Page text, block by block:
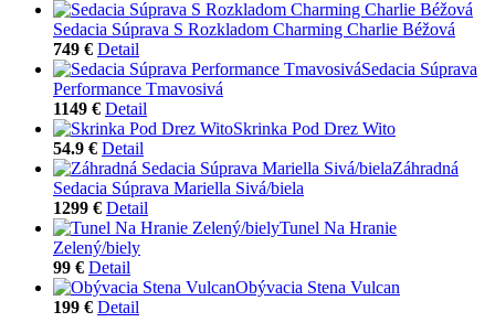
Sedacia Súprava S Rozkladom Charming Charlie Béžová
749 € Detail
Sedacia Súprava
Performance Tmavosivá
1149 € Detail
Skrinka Pod Drez Wito
54.9 € Detail
Záhradná
Sedacia Súprava Mariella Sivá/biela
1299 € Detail
Tunel Na Hranie
Zelený/biely
99 € Detail
Obývacia Stena Vulcan
199 € Detail